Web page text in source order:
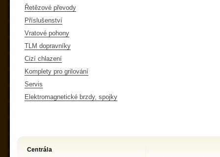
Řetězové převody
Příslušenství
Vratové pohony
TLM dopravníky
Cizí chlazení
Komplety pro grilování
Servis
Elektromagnetické brzdy, spojky
Centrála